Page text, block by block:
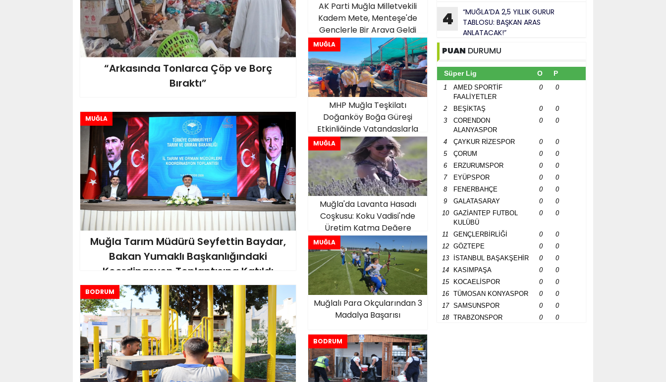
“Arkasında Tonlarca Çöp ve Borç
Bıraktı”
AK Parti Muğla Milletvekili
Kadem Mete, Menteşe'de
Gençlerle Bir Araya Geldi
MUĞLA
MHP Muğla Teşkilatı
Doğanköy Boğa Güreşi
Etkinliğinde Vatandaşlarla
Buluştu
MUĞLA
Muğla Tarım Müdürü Seyfettin Baydar,
Bakan Yumaklı Başkanlığındaki
Koordinasyon Toplantısına Katıldı
MUĞLA
Muğla'da Lavanta Hasadı
Coşkusu: Koku Vadisi'nde
Üretim Katma Değere
Dönüşüyor
MUĞLA
Muğlalı Para Okçularından 3
Madalya Başarısı
BODRUM
BODRUM
4
“MUĞLA’DA 2,5 YILLIK GURUR
TABLOSU: BAŞKAN ARAS
ANLATACAK!”
PUAN DURUMU
Süper Lig O P
1
AMED SPORTİF
FAALİYETLER
0 0
2 BEŞİKTAŞ 0
0
3
CORENDON
ALANYASPOR
0 0
4 ÇAYKUR RİZESPOR 0
0
5
ÇORUM 0
0
6
ERZURUMSPOR 0
0
7
EYÜPSPOR 0
0
8
FENERBAHÇE 0
0
9
GALATASARAY 0
0
10
GAZİANTEP FUTBOL
KULÜBÜ
0 0
11 GENÇLERBİRLİĞİ 0
0
12
GÖZTEPE 0
0
13
İSTANBUL BAŞAKŞEHİR 0
0
14
KASIMPAŞA 0
0
15
KOCAELİSPOR 0
0
16
TÜMOSAN KONYASPOR 0
0
17
SAMSUNSPOR 0
0
18
TRABZONSPOR 0 0